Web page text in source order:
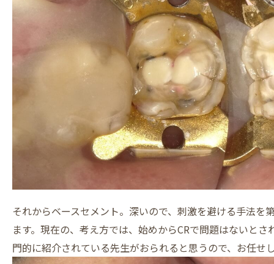
それからベースセメント。深いので、刺激を避ける手法を
ます。現在の、考え方では、始めからCRで問題はないとさ
門的に紹介されている先生がおられると思うので、お任せ